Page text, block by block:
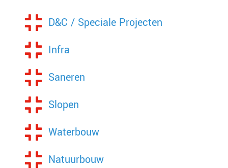
D&C / Speciale Projecten
Infra
Saneren
Slopen
Waterbouw
Natuurbouw